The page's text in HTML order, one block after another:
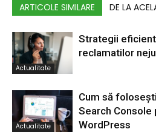
ARTICOLE SIMILARE DE LA
Actualitate
Strategii
reclamatilor
Actualitate
Cum să
Search Console
WordPress